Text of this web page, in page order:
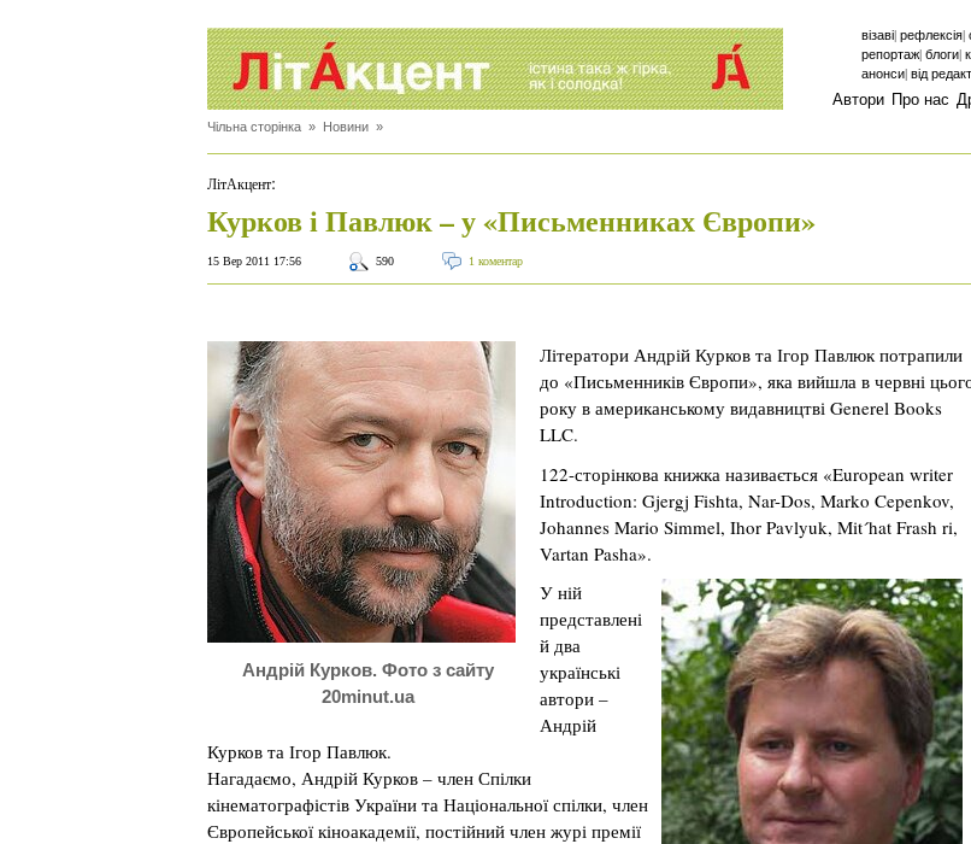
візаві| рефлексія|
репортаж| блоги|
анонси| від
Автори Про нас
Чільна сторінка » Новини »
ЛітАкцент:
Курков і Павлюк – у «Письменниках Європи»
15 Вер 2011 17:56 590 1 коментар
Андрій Курков. Фото з сайту
20minut.ua
Літератори Андрій Курков та Ігор Павлюк потрапили
до «Письменників Європи», яка вийшла в червні
року в американському видавництві Generеl Books
LLC.
122-сторінкова книжка називається «European writer
Introduction: Gjergj Fishta, Nar-Dos, Marko Cepenkov,
Johannes Mario Simmel, Ihor Pavlyuk, Mit´hat Frash ri,
Vartan Pasha».
У ній
представлені
й два
українські
автори –
Андрій
Курков та Ігор Павлюк.
Нагадаємо, Андрій Курков – член Спілки
кінематографістів України та Національної спілки, член
Європейської кіноакадемії, постійний член журі премії